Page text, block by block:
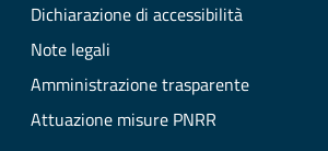
Dichiarazione di accessibilità
Note legali
Amministrazione trasparente
Attuazione misure PNRR